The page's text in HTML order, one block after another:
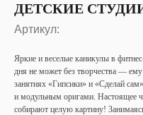
ДЕТСКИЕ
Артикул:
Яркие и веселые каникулы в
дня не может без творчества —
занятиях «Гипсики» и «Сделай
и модульным оригами. Настоящее
собирают целую картину!